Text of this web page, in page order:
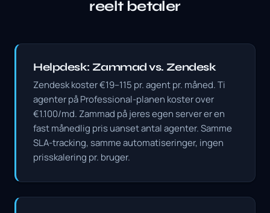
reelt betaler
Helpdesk: Zammad vs. Zendesk
Zendesk koster €19–115 pr. agent pr. måned. Ti
agenter på Professional-planen koster over
€1.100/md. Zammad på jeres egen server er en
fast månedlig pris uanset antal agenter. Samme
SLA-tracking, samme automatiseringer, ingen
prisskalering pr. bruger.